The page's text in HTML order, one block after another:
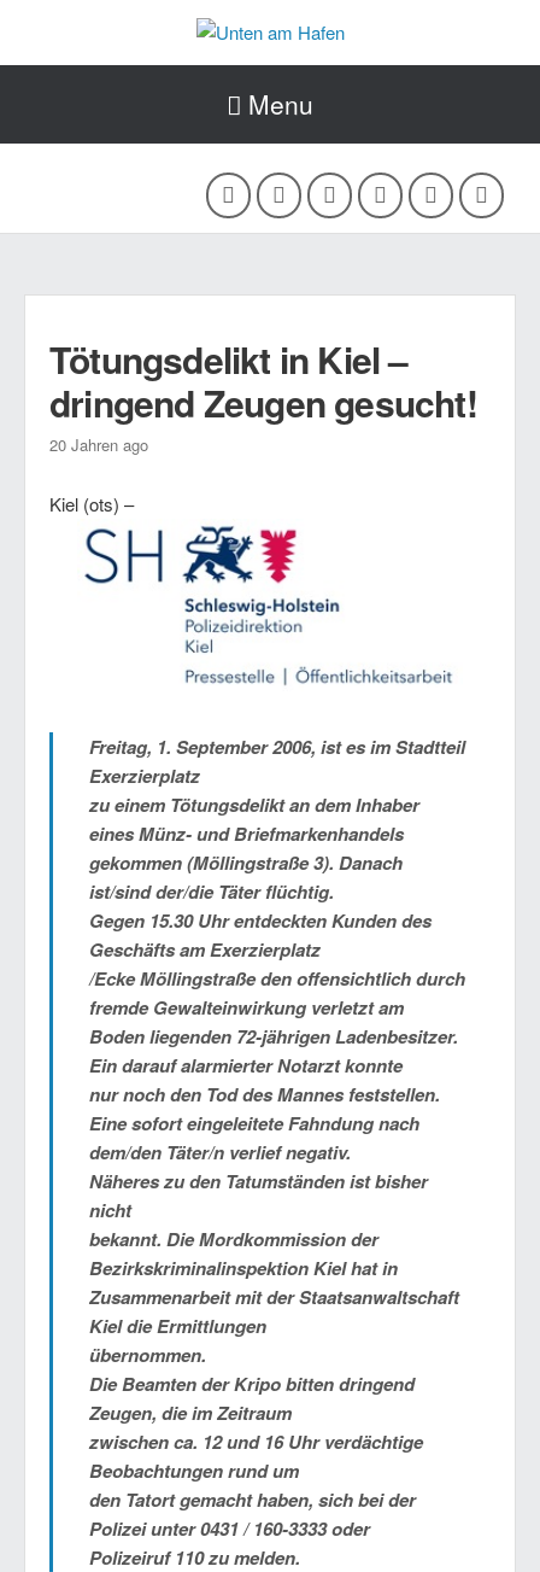
Menu
Tötungsdelikt in Kiel –
dringend Zeugen gesucht!
20 Jahren ago
Kiel (ots) –
Freitag, 1. September 2006, ist es im Stadtteil
Exerzierplatz
zu einem Tötungsdelikt an dem Inhaber
eines Münz- und Briefmarkenhandels
gekommen (Möllingstraße 3). Danach
ist/sind der/die Täter flüchtig.
Gegen 15.30 Uhrentdeckten Kunden des
Geschäfts am Exerzierplatz
/Ecke Möllingstraße den offensichtlich durch
fremde Gewalteinwirkung verletzt am
Boden liegenden 72-jährigen Ladenbesitzer.
Ein darauf alarmierter Notarzt konnte
nur noch den Tod des Mannes feststellen.
Eine sofort eingeleitete Fahndung nach
dem/den Täter/n verlief negativ.
Näheres zu den Tatumständen ist bisher
nicht
bekannt. Die Mordkommission der
Bezirkskriminalinspektion Kiel hat in
Zusammenarbeit mit der Staatsanwaltschaft
Kiel die Ermittlungen
übernommen.
Die Beamten der Kripo bitten dringend
Zeugen, die im Zeitraum
zwischenca. 12 und 16 Uhrverdächtige
Beobachtungen rund um
den Tatort gemacht haben, sich bei der
Polizei unter 0431 / 160-3333 oder
Polizeiruf 110 zu melden.